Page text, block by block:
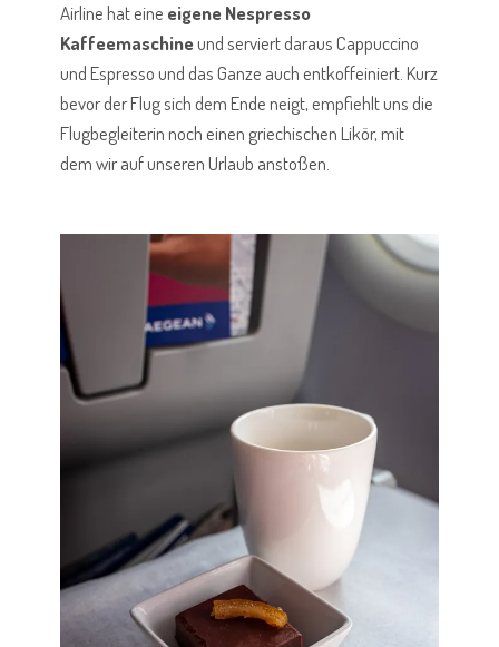
Airline hat eine eigene Nespresso
Kaffeemaschineund serviert daraus Cappuccino
und Espresso und das Ganze auch entkoffeiniert. Kurz
bevor der Flug sich dem Ende neigt, empfiehlt uns die
Flugbegleiterin noch einen griechischen Likör, mit
dem wir auf unseren Urlaub anstoßen.